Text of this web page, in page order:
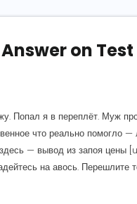
on Test
Попал я в переплёт. Муж
что реально помогло
— вывод из запоя
на авось. Перешлите